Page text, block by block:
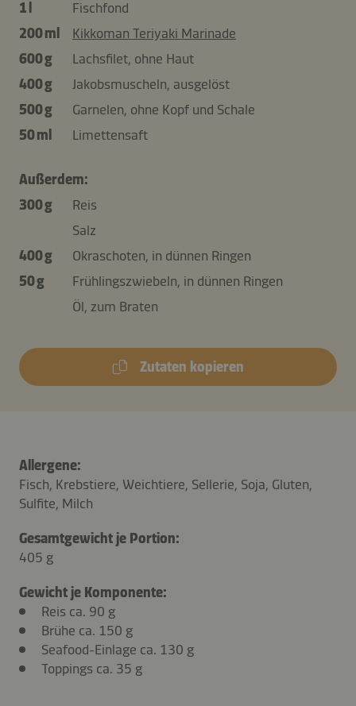
1 l
Fischfond
200 ml
Kikkoman Teriyaki Marinade
600 g
Lachsfilet, ohne Haut
400 g
Jakobsmuscheln, ausgelöst
500 g
Garnelen, ohne Kopf und Schale
50 ml
Limettensaft
Außerdem:
300 g
Reis
Salz
400 g
Okraschoten, in dünnen Ringen
50 g
Frühlingszwiebeln, in dünnen Ringen
Öl, zum Braten
Zutaten kopieren
Allergene:
Fisch, Krebstiere, Weichtiere, Sellerie, Soja, Gluten,
Sulfite, Milch
Gesamtgewicht je Portion:
405 g
Gewicht je Komponente:
Reis ca. 90 g
Brühe ca. 150 g
Seafood-Einlage ca. 130 g
Toppings ca. 35 g